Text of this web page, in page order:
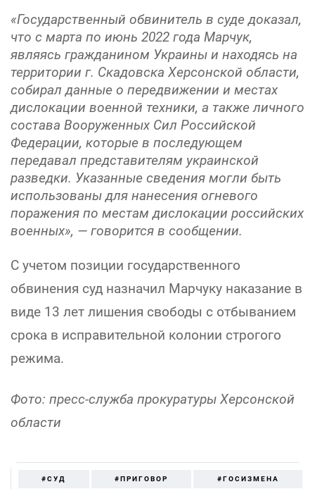
«Государственный обвинитель в суде доказал,
что с марта по июнь 2022 года Марчук,
являясь гражданином Украины и находясь на
территории г. Скадовска Херсонской области,
собирал данные о передвижении и местах
дислокации военной техники, а также личного
состава Вооруженных Сил Российской
Федерации, которые в последующем
передавал представителям украинской
разведки. Указанные сведения могли быть
использованы для нанесения огневого
поражения по местам дислокации российских
военных», — говорится в сообщении.
С учетом позиции государственного
обвинения суд назначил Марчуку наказание в
виде 13 лет лишения свободы с отбыванием
срока в исправительной колонии строгого
режима.
Фото: пресс-служба прокуратуры Херсонской
области
#СУД #ПРИГОВОР #ГОСИЗМЕНА